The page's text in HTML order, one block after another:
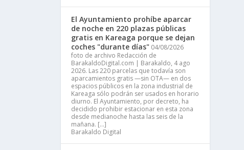
El Ayuntamiento prohíbe aparcar
de noche en 220 plazas públicas
gratis en Kareaga porque se dejan
coches "durante días" 04/08/2026
foto de archivo Redacción de
BarakaldoDigital.com | Barakaldo, 4 ago
2026. Las 220 parcelas que todavía son
aparcamientos gratis —sin OTA— en dos
espacios públicos en la zona industrial de
Kareaga sólo podrán ser usados en horario
diurno. El Ayuntamiento, por decreto, ha
decidido prohibir estacionar en esta zona
desde medianoche hasta las seis de la
mañana. […]
Barakaldo Digital